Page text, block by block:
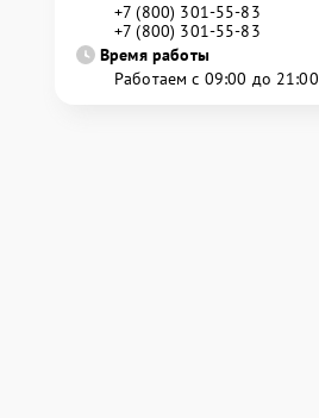
+7 (800) 301-55-83
+7 (800) 301-55-83
Время работы
Работаем с 09:00 до 21:00